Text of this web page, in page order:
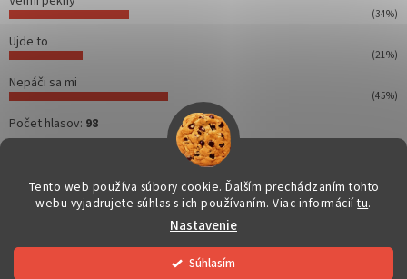
Tento web používa súbory cookie. Ďalším prechádzaním tohto
webu vyjadrujete súhlas s ich používaním. Viac informáciítu.
Nastavenie
Súhlasím
(34%)
Ujde to
(21%)
Nepáči sa mi
(45%)
Počet hlasov: 98
Vytvoril Shoptet
Dahuakamery.sk. Všetky práva vyhradené.